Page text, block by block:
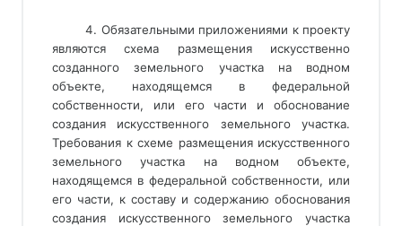
4. Обязательными приложениями к проекту
являются схема размещения искусственно
созданного земельного участка на водном
объекте, находящемся в федеральной
собственности, или его части и обоснование
создания искусственного земельного участка.
Требования к схеме размещения искусственного
земельного участка на водном объекте,
находящемся в федеральной собственности, или
его части, к составу и содержанию обоснования
создания искусственного земельного участка